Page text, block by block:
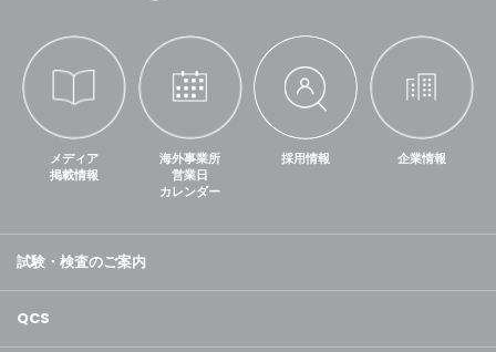
メディア
掲載情報
海外事業所
営業日
カレンダー
採用情報 企業情報
試験・検査のご案内
QCS